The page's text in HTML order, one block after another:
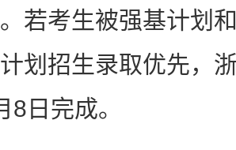
若考生被强基计划
划招生录取优先，
8日完成。